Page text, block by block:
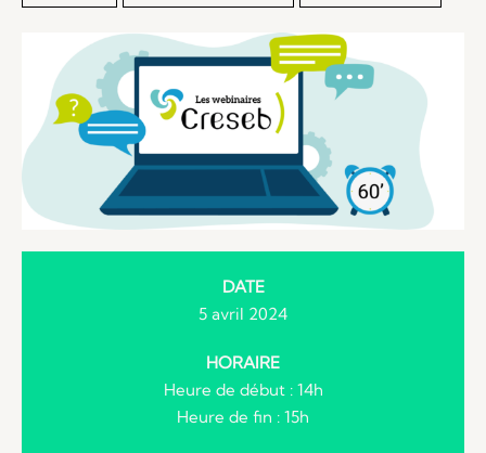
DATE
5 avril 2024
HORAIRE
Heure de début : 14h
Heure de fin : 15h